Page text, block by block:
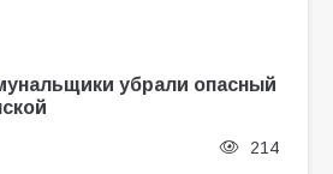
убрали опасный
214